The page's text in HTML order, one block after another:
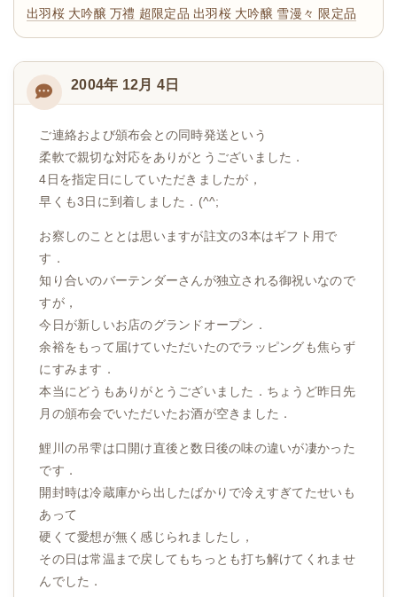
出羽桜 大吟醸 万禮 超限定品 出羽桜 大吟醸 雪漫々 限定品
2004年 12月 4日
ご連絡および頒布会との同時発送という
柔軟で親切な対応をありがとうございました．
4日を指定日にしていただきましたが，
早くも3日に到着しました．(^^;
お察しのこととは思いますが註文の3本はギフト用で
す．
知り合いのバーテンダーさんが独立される御祝いなので
すが，
今日が新しいお店のグランドオープン．
余裕をもって届けていただいたのでラッピングも焦らず
にすみます．
本当にどうもありがとうございました．ちょうど昨日先
月の頒布会でいただいたお酒が空きました．
鯉川の吊雫は口開け直後と数日後の味の違いが凄かった
です．
開封時は冷蔵庫から出したばかりで冷えすぎてたせいも
あって
硬くて愛想が無く感じられましたし，
その日は常温まで戻してもちっとも打ち解けてくれませ
んでした．